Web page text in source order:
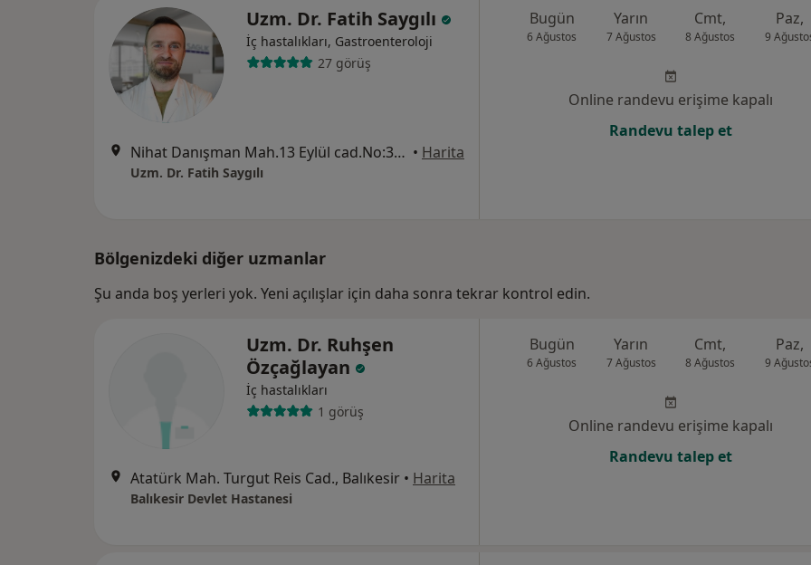
Uzm. Dr. Fatih Saygılı
İç hastalıkları, Gastroenteroloji
27 görüş
Nihat Danışman Mah.13 Eylül cad.No:3/2 Kat::3 Daire:8, Manisa • Harita
Uzm. Dr. Fatih Saygılı
Bugün
6 Ağustos
Yarın
7 Ağustos
Cmt,
8 Ağustos
Paz,
9
Online randevu erişime kapalı
Randevu talep et
Bölgenizdeki diğer uzmanlar
Şu anda boş yerleri yok. Yeni açılışlar için daha sonra tekrar kontrol edin.
Uzm. Dr. Ruhşen
Özçağlayan
İç hastalıkları
1 görüş
Atatürk Mah. Turgut Reis Cad., Balıkesir • Harita
Balıkesir Devlet Hastanesi
Bugün
6 Ağustos
Yarın
7 Ağustos
Cmt,
8 Ağustos
Paz,
9
Online randevu erişime kapalı
Randevu talep et